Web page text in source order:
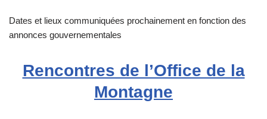
Dates et lieux communiquées prochainement en fonction des
annonces gouvernementales
Rencontres de l’Office de la
Montagne